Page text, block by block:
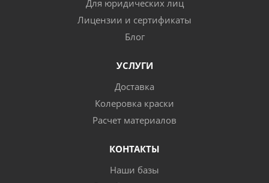
Для юридических лиц
Лицензии и сертификаты
Блог
УСЛУГИ
Доставка
Колеровка краски
Расчет материалов
КОНТАКТЫ
Наши базы